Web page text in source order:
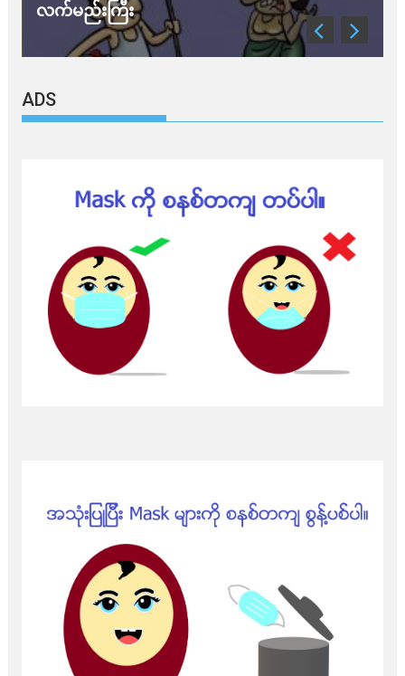
လက်မည်းကြီး
ADS